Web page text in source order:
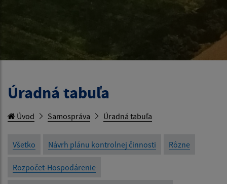
Úradná tabuľa
Úvod Samospráva Úradná tabuľa
Všetko Návrh plánu kontrolnej činnosti Rôzne
Rozpočet-Hospodárenie